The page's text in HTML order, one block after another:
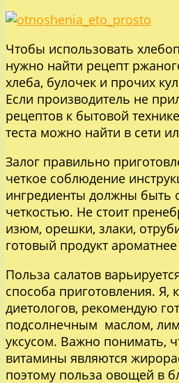
Чтобы использовать
нужно найти рецепт
хлеба, булочек и прочих
Если производитель не
рецептов к бытовой
теста можно найти в сети
Залог правильно
четкое соблюдение
ингредиенты должны быть
четкостью. Не стоит
изюм, орешки, злаки,
готовый продукт
Польза салатов
способа приготовления. Я,
диетологов, рекомендую
подсолнечным маслом,
уксусом. Важно понимать,
витамины являются
поэтому польза овощей в